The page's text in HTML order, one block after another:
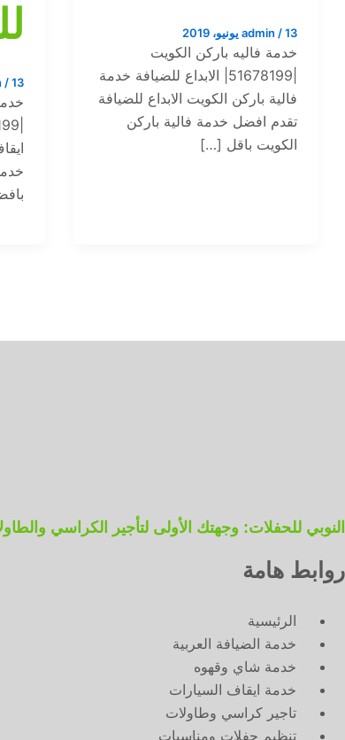
admin /13 يونيو، 2019
خدمة فاليه باركن الكويت
|51678199| الابداع للضيافة خدمة
فالية باركن الكويت الابداع للضيافة
تقدم افضل خدمة فالية باركن
الكويت باقل […]
/13 يونيو، 2019
النوبي للحفلات: وجهتك الأولى لتأجير الكراسي
روابط هامة
الرئيسية
خدمة الضيافة العربية
خدمة شاي وقهوه
خدمة ايقاف السيارات
تاجير كراسي وطاولات
تنظيم حفلات ومناسبات